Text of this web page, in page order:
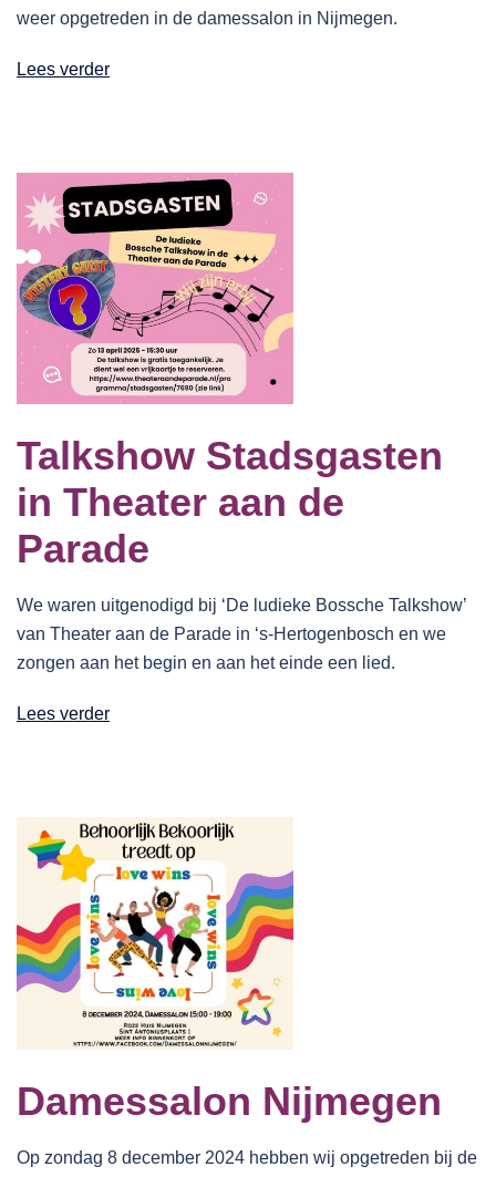
weer opgetreden in de damessalon in Nijmegen.
Lees verder
Talkshow Stadsgasten
in Theater aan de
Parade
We waren uitgenodigd bij ‘De ludieke Bossche Talkshow’
van Theater aan de Parade in ‘s-Hertogenbosch en we
zongen aan het begin en aan het einde een lied.
Lees verder
Damessalon Nijmegen
Op zondag 8 december 2024 hebben wij opgetreden bij de